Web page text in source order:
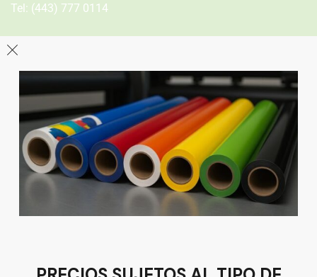
Tel: (443) 777 0114
León
Sucursal
Av del Astillero 129 Centro bodeguero Las Trojes León,
Guanajuato
Tel:(477) 776 8994